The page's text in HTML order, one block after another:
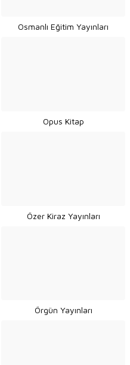
Osmanlı Eğitim Yayınları
Opus Kitap
Özer Kiraz Yayınları
Örgün Yayınları